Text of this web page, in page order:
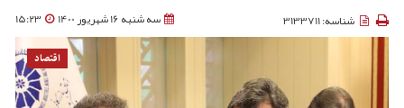
سه شنبه 16 شهریور 1400 15:23 شناسه: 3133711
اقتصاد